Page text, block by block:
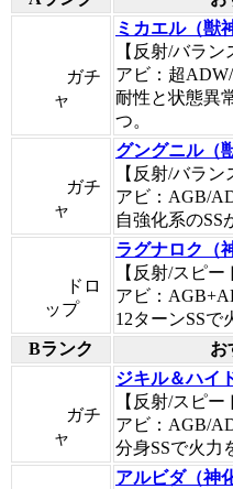
ガチ
ャ
ミカエル（獣
【反射/バラン
アビ：超
耐性と状態異
つ。
ガチ
ャ
グングニル（
【反射/バラン
アビ：AGB/
自強化系のSS
ドロ
ップ
ラグナロク（
【反射/スピー
アビ：
12ターンSSで
Bランク
お
ガチ
ャ
ジキル＆ハイ
【反射/スピー
アビ：AGB/
分身SSで火力
アルビダ（神